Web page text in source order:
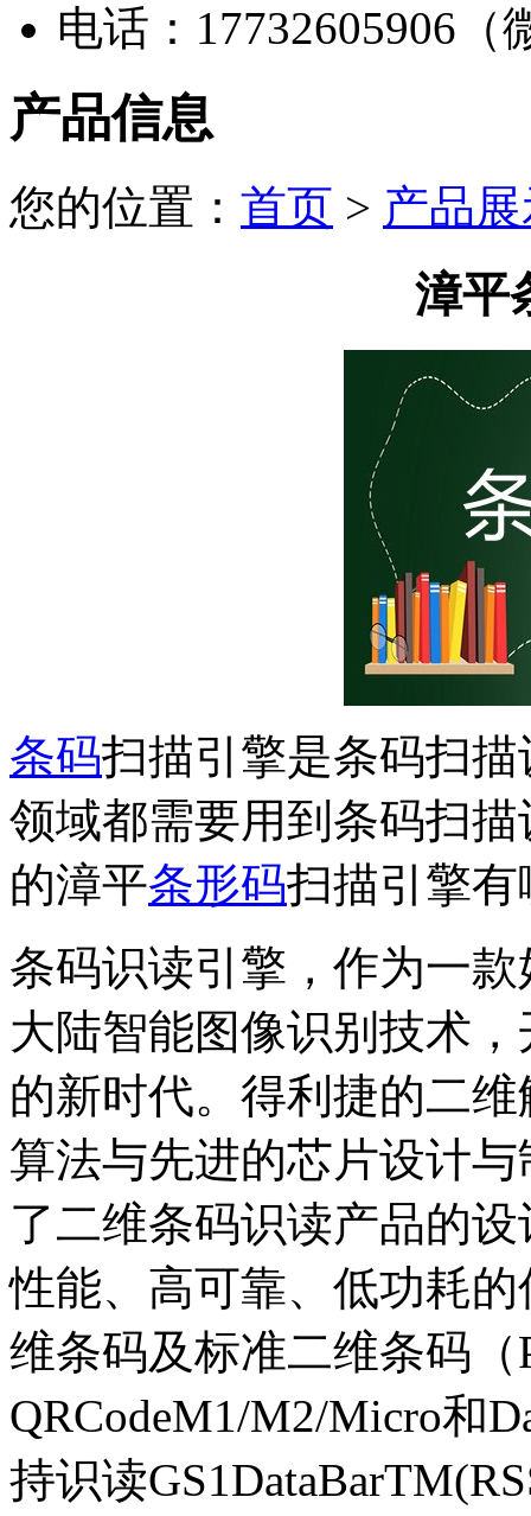
电话：17732605906（
产品信息
您的位置： 首页 > 产品
漳平
条码扫描引擎是条码扫
领域都需要用到条码扫
的漳平条形码扫描引擎
条码识读引擎，作为一
大陆智能图像识别技术
的新时代。得利捷的二
算法与先进的芯片设计
了二维条码识读产品的
性能、高可靠、低功耗
维条码及标准二维条码（
QRCodeM1/M2/Micro和
持识读